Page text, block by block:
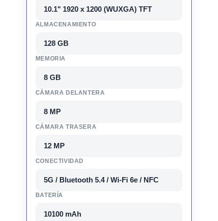
10.1" 1920 x 1200 (WUXGA) TFT
ALMACENAMIENTO
128 GB
MEMORIA
8 GB
CÁMARA DELANTERA
8 MP
CÁMARA TRASERA
12 MP
CONECTIVIDAD
5G / Bluetooth 5.4 / Wi-Fi 6e / NFC
BATERÍA
10100 mAh